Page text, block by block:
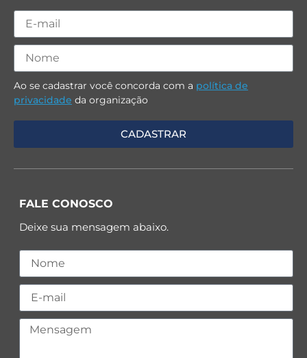
Ao se cadastrar você concorda com a política de
privacidade da organização
FALE CONOSCO
Deixe sua mensagem abaixo.